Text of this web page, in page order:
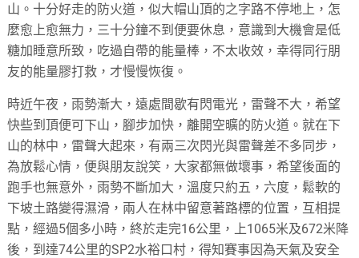
山。十分好走的防火道，似大帽山頂的之字路不停地上，怎
麼愈上愈無力，三十分鐘不到便要休息，意識到大機會是低
糖加睡意所致，吃過自帶的能量棒，不太收效，幸得同行朋
友的能量膠打救，才慢慢恢復。
時近午夜，雨勢漸大，遠處間歇有閃電光，雷聲不大，希望
快些到頂便可下山，腳步加快，離開空曠的防火道。就在下
山的林中，雷聲大起來，有兩三次閃光與雷聲差不多同步，
為放鬆心情，便與朋友說笑，大家都無做壞事，希望後面的
跑手也無意外，雨勢不斷加大，溫度只約五，六度，鬆軟的
下坡土路變得濕滑，兩人在林中留意著路標的位置，互相提
點，經過5個多小時，終於走完16公里，上1065米及672米降
後，到達74公里的SP2水裕口村，得知賽事因為天氣及安全